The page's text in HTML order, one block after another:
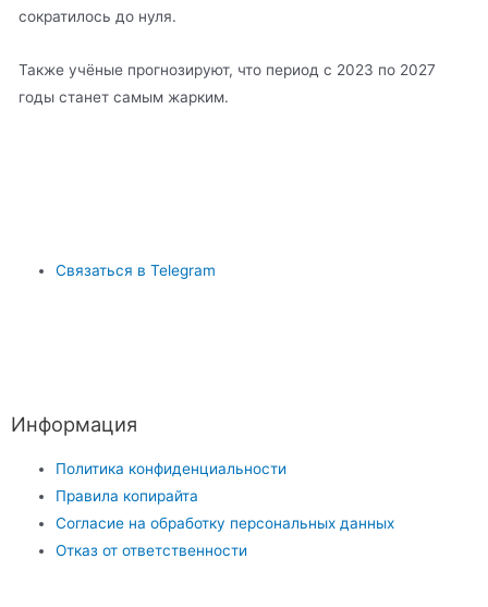
сократилось до нуля.
Также учёные прогнозируют, что период с 2023 по 2027
годы станет самым жарким.
Связаться в Telegram
Информация
Политика конфиденциальности
Правила копирайта
Согласие на обработку персональных данных
Отказ от ответственности